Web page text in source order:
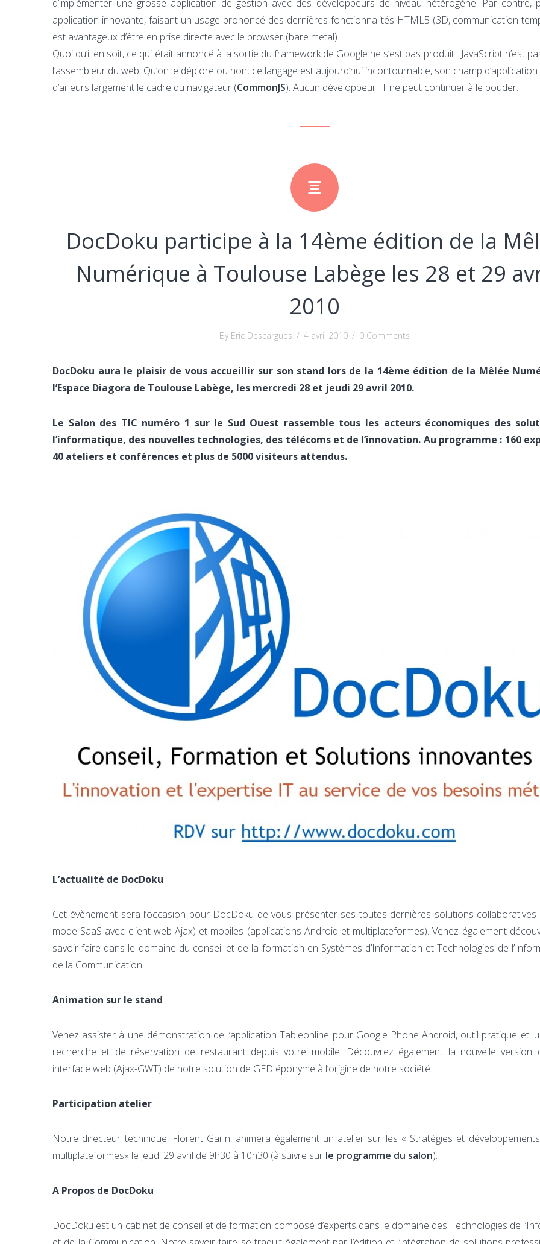
d’implémenter une grosse application de gestion avec des développeurs de niveau hétérogène. Par contre,
application innovante, faisant un usage prononcé des dernières fonctionnalités HTML5 (3D, communication
est avantageux d’être en prise directe avec le browser (bare metal).
Quoi qu’il en soit, ce qui était annoncé à la sortie du framework de Google ne s’est pas produit : JavaScript n’est
l’assembleur du web. Qu’on le déplore ou non, ce langage est aujourd’hui incontournable, son champ
d’ailleurs largement le cadre du navigateur (CommonJS). Aucun développeur IT ne peut continuer à le bouder.
DocDoku participe à la 14ème édition de la
Numérique à Toulouse Labège les 28 et 29
2010
By Eric Descargues / 4 avril 2010 / 0 Comments
DocDoku aura le plaisir de vous accueillir sur son stand lors de la 14ème édition de la Mêlée
l’Espace Diagora de Toulouse Labège, les mercredi 28 et jeudi 29 avril 2010.
Le Salon des TIC numéro 1 sur le Sud Ouest rassemble tous les acteurs économiques des
l’informatique, des nouvelles technologies, des télécoms et de l’innovation. Au programme : 160
40 ateliers et conférences et plus de 5000 visiteurs attendus.
L’actualité de DocDoku
Cet évènement sera l’occasion pour DocDoku de vous présenter ses toutes dernières solutions collaboratives
mode SaaS avec client web Ajax) et mobiles (applications Android et multiplateformes). Venez également
savoir-faire dans le domaine du conseil et de la formation en Systèmes d’Information et Technologies de
de la Communication.
Animation sur le stand
Venez assister à une démonstration de l’application Tableonline pour Google Phone Android, outil pratique et
recherche et de réservation de restaurant depuis votre mobile. Découvrez également la nouvelle version
interface web (Ajax-GWT) de notre solution de GED éponyme à l’origine de notre société.
Participation atelier
Notre directeur technique, Florent Garin, animera également un atelier sur les « Stratégies et
multiplateformes» le jeudi 29 avril de 9h30 à 10h30 (à suivre sur le programme du salon).
A Propos de DocDoku
DocDoku est un cabinet de conseil et de formation composé d’experts dans le domaine des Technologies de